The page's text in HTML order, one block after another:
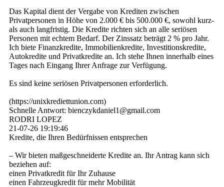
Das Kapital dient der Vergabe von Krediten zwischen
Privatpersonen in Höhe von 2.000 € bis 500.000 €, sowohl kurz-
als auch langfristig. Die Kredite richten sich an alle seriösen
Personen mit echtem Bedarf. Der Zinssatz beträgt 2 % pro Jahr.
Ich biete Finanzkredite, Immobilienkredite, Investitionskredite,
Autokredite und Privatkredite an. Ich stehe Ihnen innerhalb eines
Tages nach Eingang Ihrer Anfrage zur Verfügung.
Es sind keine seriösen Privatpersonen erforderlich.
(­https:­//­unixkrediettunion.­com)­
Schnelle Antwort: bienczykdaniel1@­gmail.­com
RODRI LOPEZ
21-07-26 19:19:46
Kredite, die Ihren Bedürfnissen entsprechen
– Wir bieten maßgeschneiderte Kredite an. Ihr Antrag kann sich
beziehen auf:
einen Privatkredit für Ihr Zuhause
einen Fahrzeugkredit für mehr Mobilität